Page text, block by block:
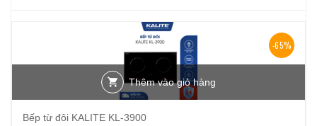
-65%
Thêm vào giỏ hàng
Bếp từ đôi KALITE KL-3900